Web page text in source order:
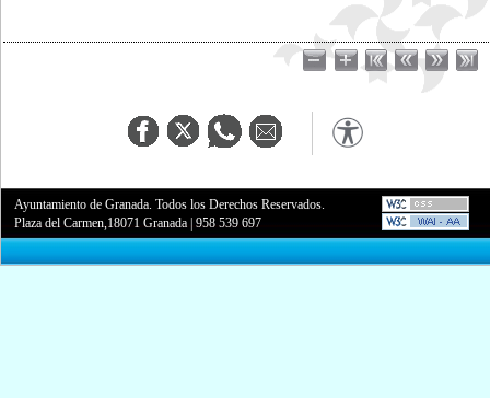
Ayuntamiento de Granada. Todos los Derechos Reservados.
Plaza del Carmen,18071 Granada |958 539 697